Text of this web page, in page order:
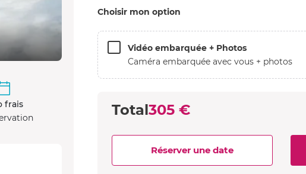
Choisir mon option
Vidéo embarquée + Photos
Caméra embarquée avec vous + photos
Total305 €
Réserver une date
frais